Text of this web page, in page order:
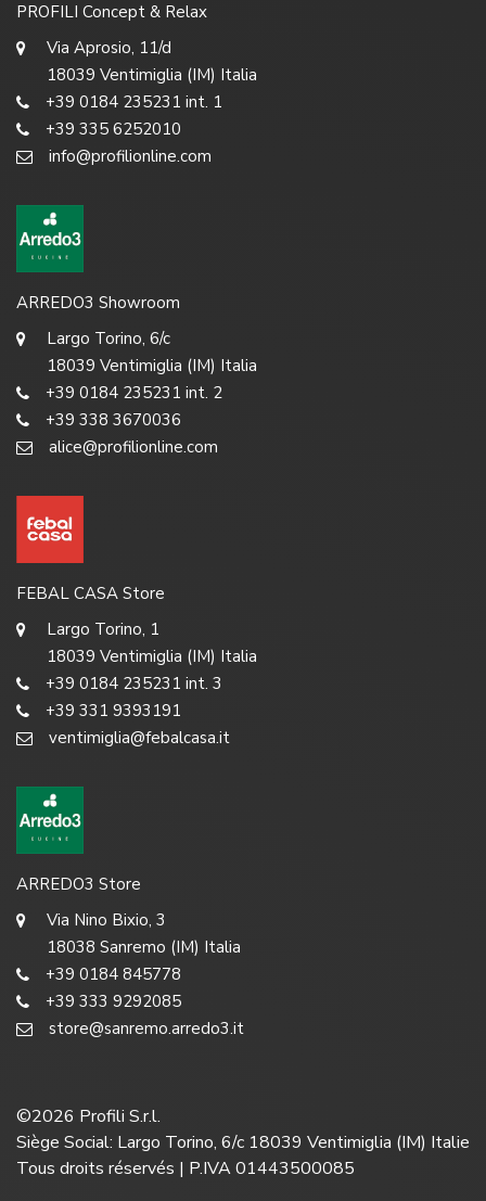
PROFILI Concept & Relax
Via Aprosio, 11/d
18039 Ventimiglia (IM) Italia
+39 0184 235231 int. 1
+39 335 6252010
info@profilionline.com
ARREDO3 Showroom
Largo Torino, 6/c
18039 Ventimiglia (IM) Italia
+39 0184 235231 int. 2
+39 338 3670036
alice@profilionline.com
FEBAL CASA Store
Largo Torino, 1
18039 Ventimiglia (IM) Italia
+39 0184 235231 int. 3
+39 331 9393191
ventimiglia@febalcasa.it
ARREDO3 Store
Via Nino Bixio, 3
18038 Sanremo (IM) Italia
+39 0184 845778
+39 333 9292085
store@sanremo.arredo3.it
©2026 Profili S.r.l.
Siège Social: Largo Torino, 6/c 18039 Ventimiglia (IM) Italie
Tous droits réservés | P.IVA 01443500085